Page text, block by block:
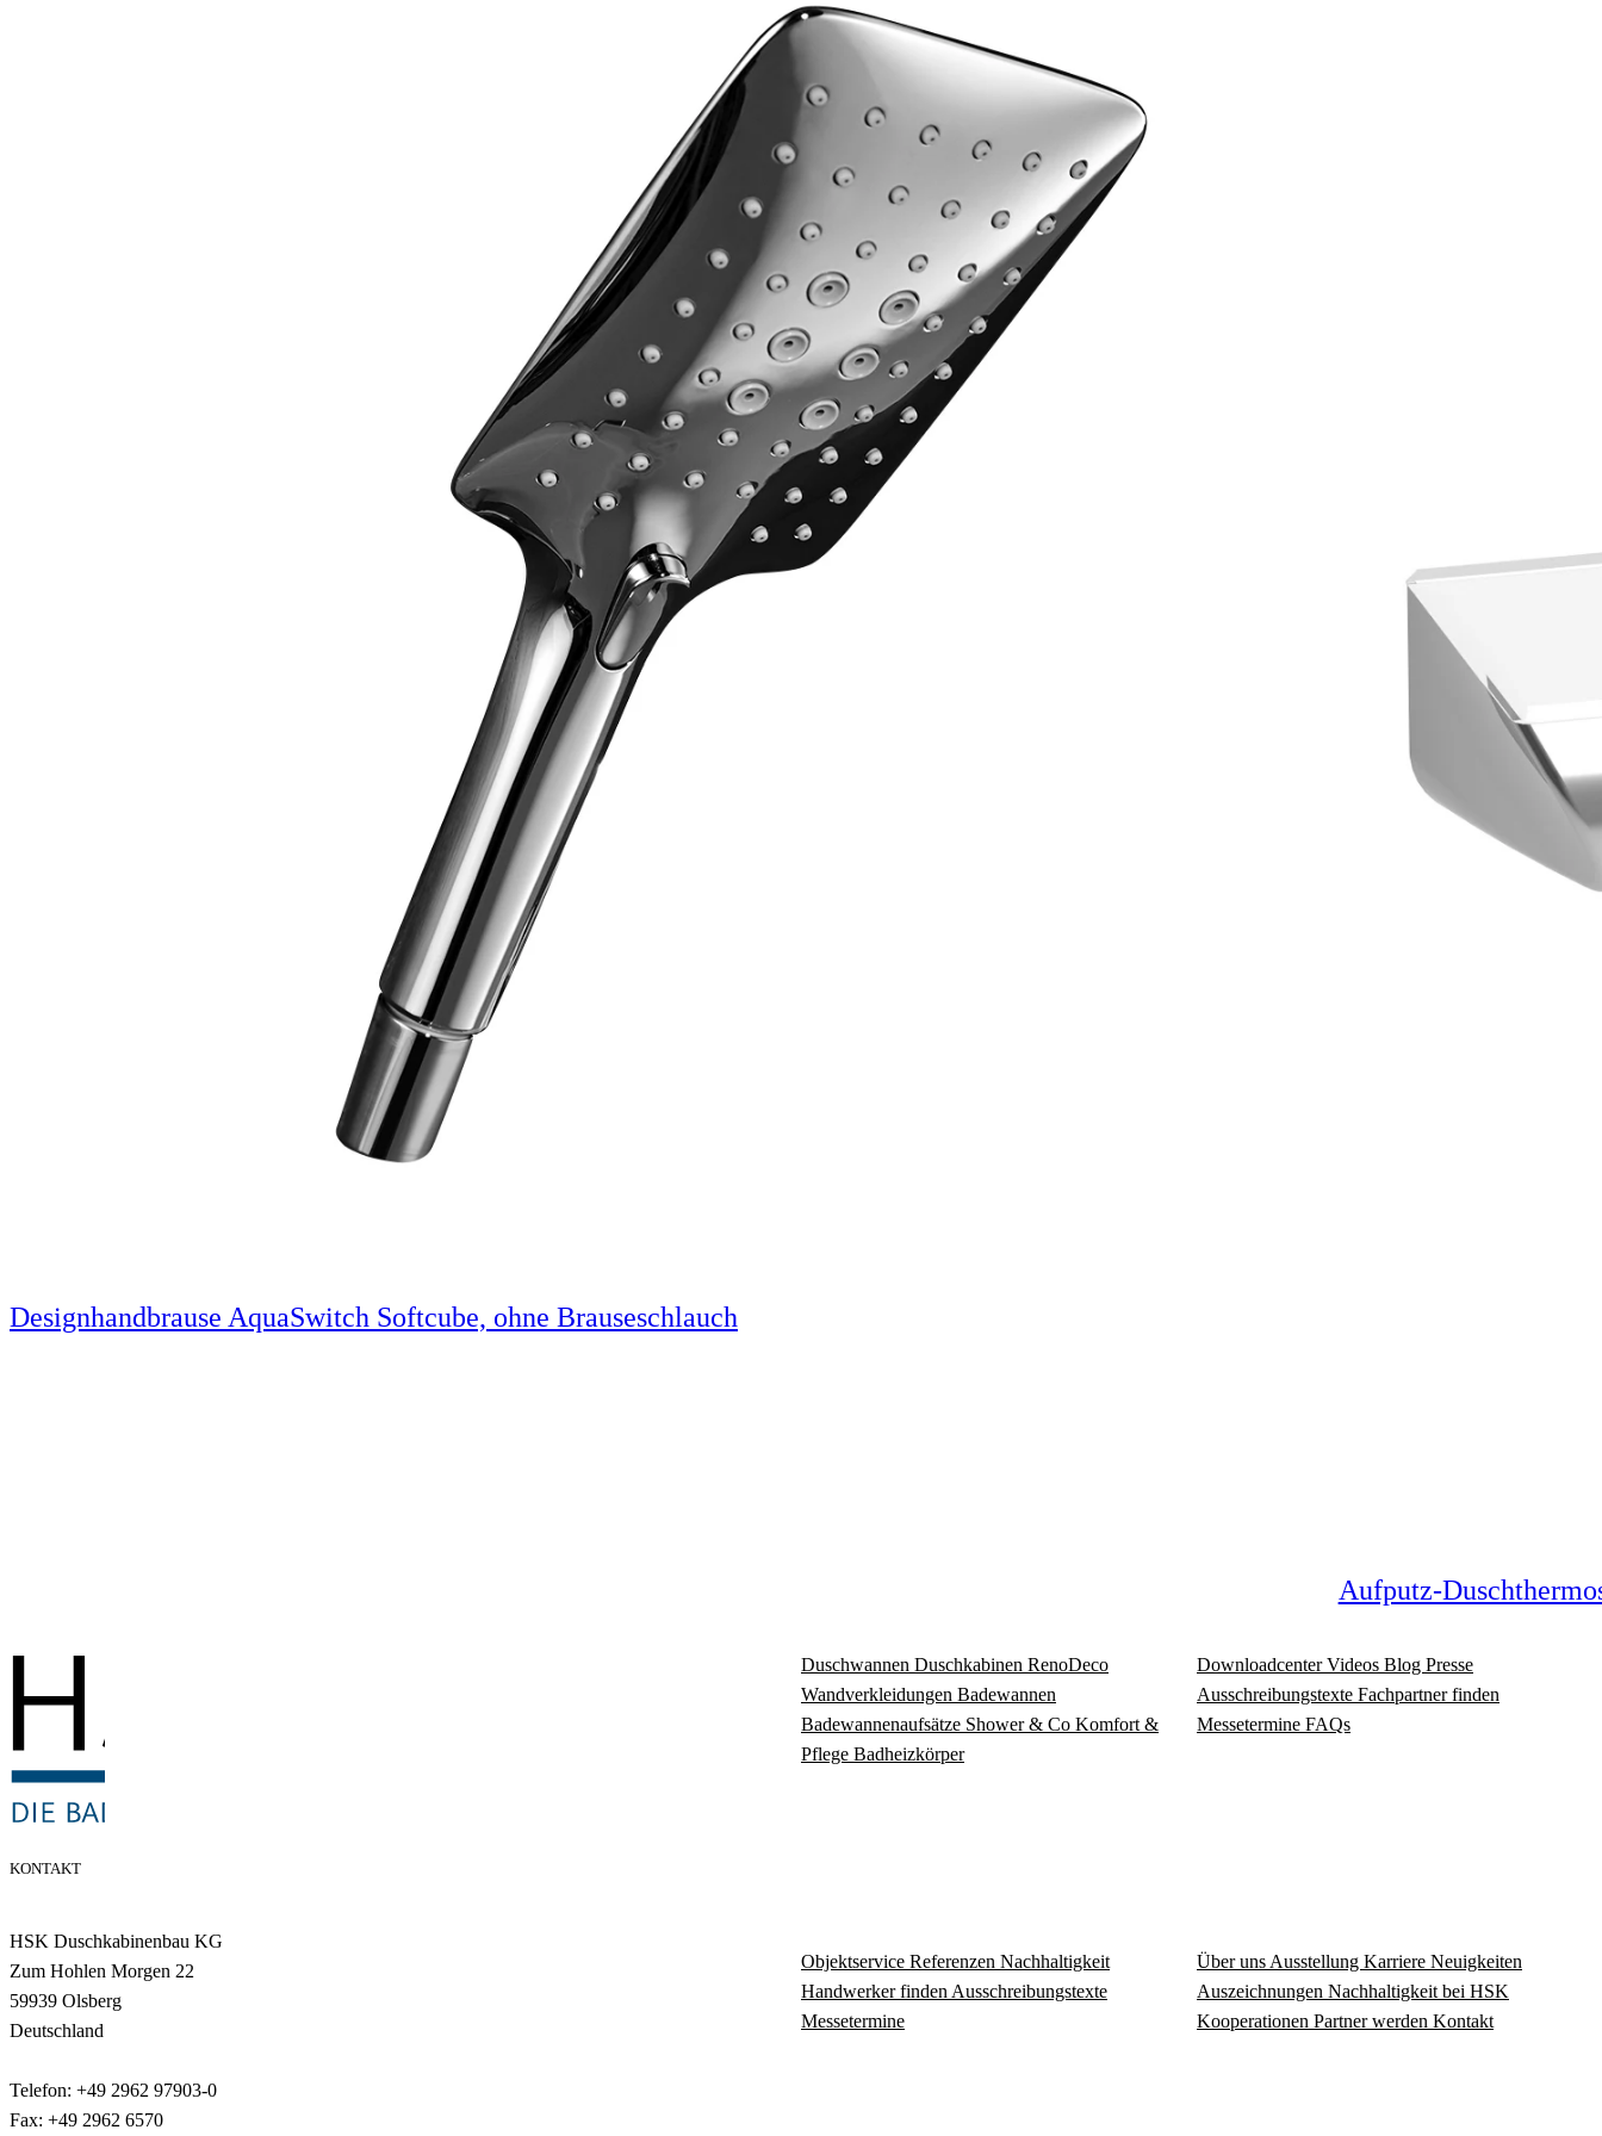
Designhandbrause AquaSwitch Softcube, ohne Brauseschlauch
Aufputz-
KONTAKT
HSK Duschkabinenbau KG
Zum Hohlen Morgen 22
59939 Olsberg
Deutschland
Telefon: +49 2962 97903-0
Fax: +49 2962 6570
Duschwannen Duschkabinen RenoDeco
Wandverkleidungen Badewannen
Badewannenaufsätze Shower & Co Komfort &
Pflege Badheizkörper
Download­centerVideos Blog Presse
Ausschreibungstexte Fachpartner finden
Messetermine FAQs
Objektservice Referenzen Nachhaltigkeit
Handwerker finden Ausschreibungstexte
Messetermine
Über uns Ausstellung Karriere Neuigkeiten
Auszeichnungen Nachhaltigkeit bei HSK
Kooperationen Partner werden Kontakt